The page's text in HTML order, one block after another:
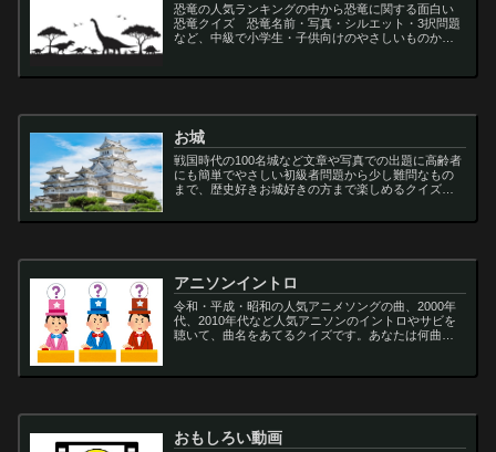
恐竜の人気ランキングの中から恐竜に関する面白い
恐竜クイズ 恐竜名前・写真・シルエット・3択問題
など、中級で小学生・子供向けのやさしいものから
サ...
お城
戦国時代の100名城など文章や写真での出題に高齢者
にも簡単でやさしい初級者問題から少し難問なもの
まで、歴史好きお城好きの方まで楽しめるクイズで
アニソンイントロ
令和・平成・昭和の人気アニメソングの曲、2000年
代、2010年代など人気アニソンのイントロやサビを
聴いて、曲名をあてるクイズです。あなたは何曲わ
おもしろい動画